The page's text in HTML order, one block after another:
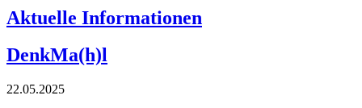
Aktuelle Informationen
DenkMa(h)l
22.05.2025